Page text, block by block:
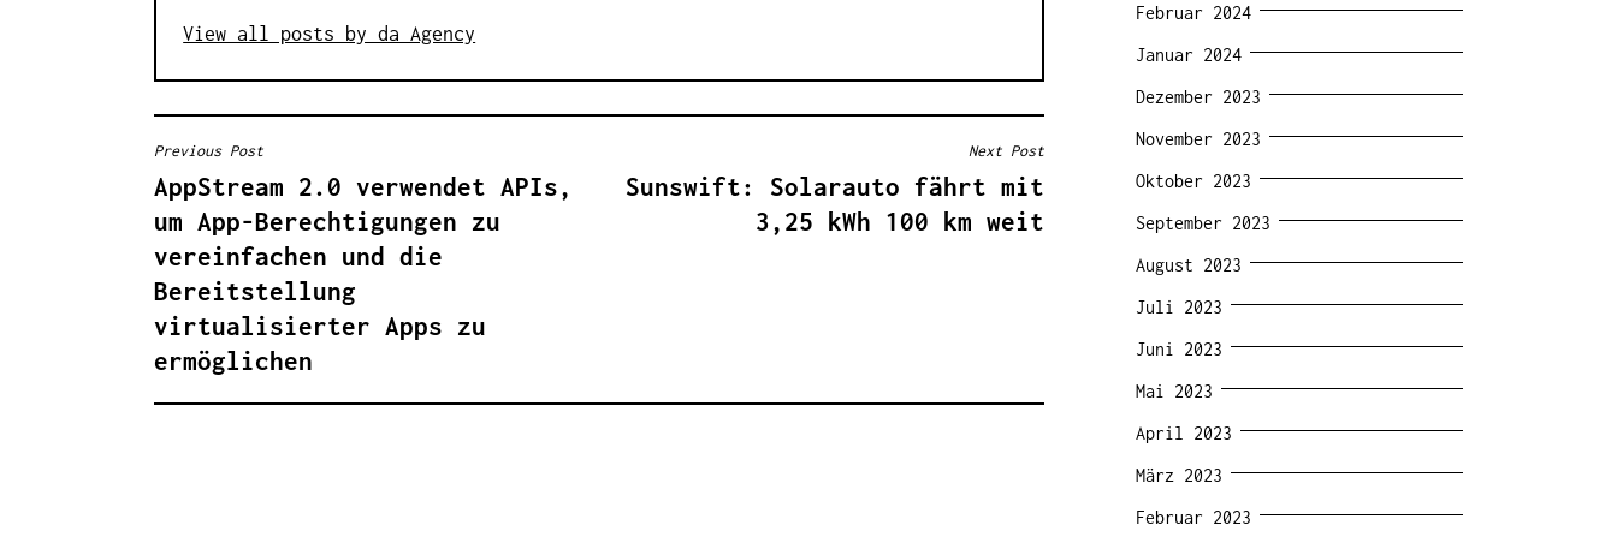
View all posts by da Agency
B
E
I
T
R
Previous Post
AppStream 2.0 verwendet APIs,
um App-Berechtigungen zu
vereinfachen und die
Bereitstellung
virtualisierter Apps zu
ermöglichen
Next Post
Sunswift: Solarauto fährt mit
3,25 kWh 100 km weit
Februar 2024
Januar 2024
Dezember 2023
November 2023
Oktober 2023
September 2023
August 2023
Juli 2023
Juni 2023
Mai 2023
April 2023
März 2023
Februar 2023